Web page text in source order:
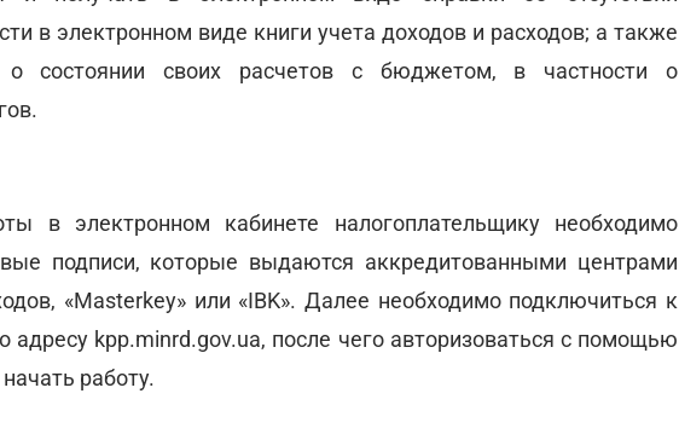
в электронном виде книги учета доходов и расходов; а также
о состоянии своих расчетов с бюджетом, в частности о
в электронном кабинете налогоплательщику необходимо
подписи, которые выдаются аккредитованными центрами
«Masterkey» или «IBK». Далее необходимо подключиться к
адресу kpp.minrd.gov.ua, после чего авторизоваться с помощью
работу.